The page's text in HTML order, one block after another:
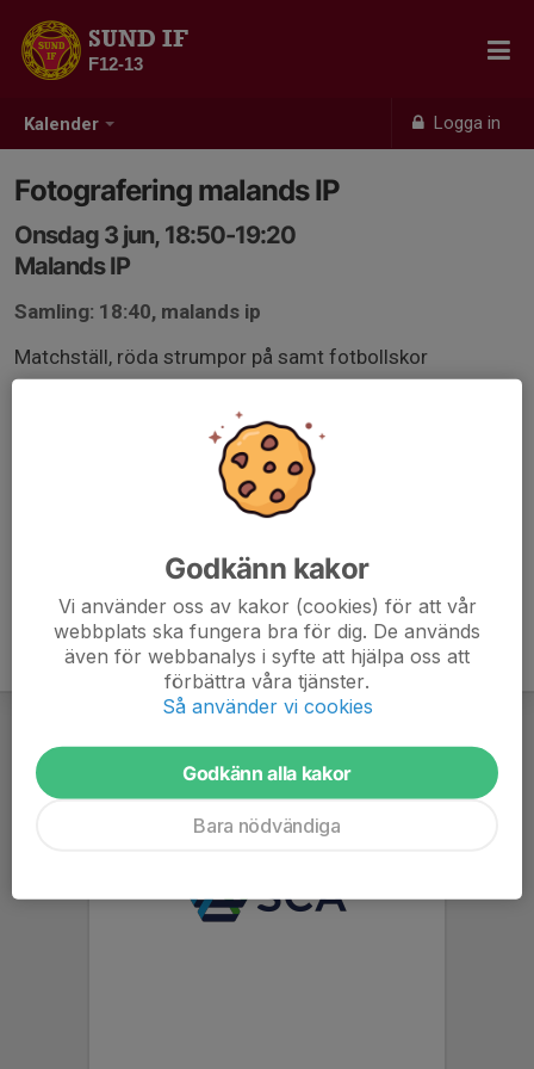
Kalender Logga in
SUND IF
F12-13
Fotografering malands IP
Onsdag 3 jun, 18:50-19:20
Malands IP
Samling: 18:40, malands ip
Matchställ, röda strumpor på samt fotbollskor
Godkänn kakor
Vi använder oss av kakor (cookies) för att vår
webbplats ska fungera bra för dig. De används
även för webbanalys i syfte att hjälpa oss att
förbättra våra tjänster.
Så använder vi cookies
Godkänn alla kakor
Bara nödvändiga